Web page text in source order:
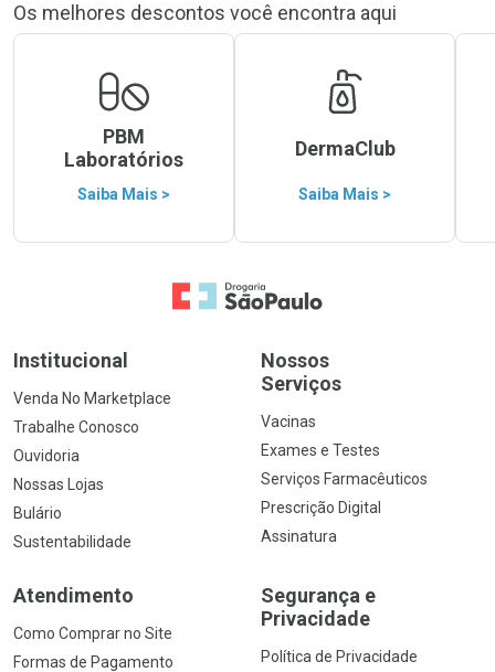
Os melhores descontos você encontra aqui
PBM
Laboratórios
Saiba Mais >
DermaClub
Saiba Mais >
Ir para a Home
Institucional
Venda No Marketplace
Trabalhe Conosco
Ouvidoria
Nossas Lojas
Bulário
Sustentabilidade
Nossos
Serviços
Vacinas
Exames e Testes
Serviços Farmacêuticos
Prescrição Digital
Assinatura
Atendimento
Como Comprar no Site
Formas de Pagamento
Segurança e
Privacidade
Política de Privacidade